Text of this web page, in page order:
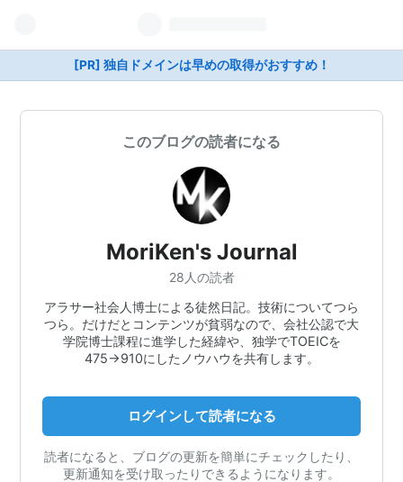
[PR] 独自ドメインは早めの取得がおすすめ！
このブログの読者になる
MoriKen's Journal
28人の読者
アラサー社会人博士による徒然日記。技術についてつら
つら。だけだとコンテンツが貧弱なので、会社公認で大
学院博士課程に進学した経緯や、独学でTOEICを
475→910にしたノウハウを共有します。
ログインして読者になる
読者になると、ブログの更新を簡単にチェックしたり、
更新通知を受け取ったりできるようになります。